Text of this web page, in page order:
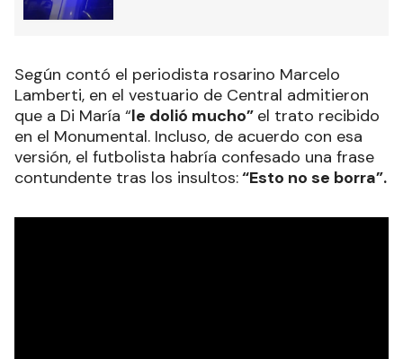
Según contó el periodista rosarino Marcelo
Lamberti, en el vestuario de Central admitieron
que a Di María “le dolió mucho” el trato recibido
en el Monumental. Incluso, de acuerdo con esa
versión, el futbolista habría confesado una frase
contundente tras los insultos:“Esto no se borra”.